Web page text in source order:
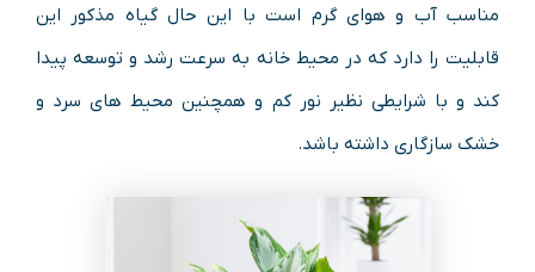
مناسب آب و هوای گرم است با این حال گیاه مذکور این
قابلیت را دارد که در محیط خانه به سرعت رشد و توسعه پیدا
کند و با شرایطی نظیر نور کم و همچنین محیط های سرد و
خشک سازگاری داشته باشد.